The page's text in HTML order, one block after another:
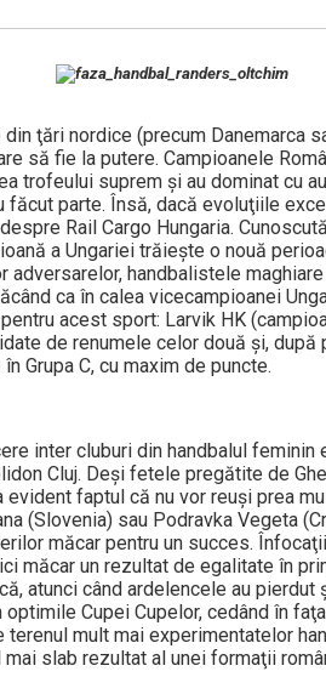
ţări nordice (precum Danemarca
să fie la putere. Campioanele
trofeului suprem şi au dominat cu
parte. Însă, dacă evoluţiile
Rail Cargo Hungaria.
a Ungariei trăieşte o nouă
handbalistele
ca în calea vicecam­pi­oa­nei
acest sport: Larvik HK
de renumele celor două şi, după
Grupa C, cu maxim de puncte.
inter cluburi din handbalul feminin
Cluj. Deşi fetele pre­gătite de
faptul că nu vor reuşi prea
(Slo­venia) sau Podravka Vegeta
măcar pentru un succes. Înfocaţii
măcar un rezul­tat de egalitate în
atunci când ardelencele au pierdut
Cupei Cupelor, cedând în
mult mai experimentatelor
slab rezultat al unei formaţii